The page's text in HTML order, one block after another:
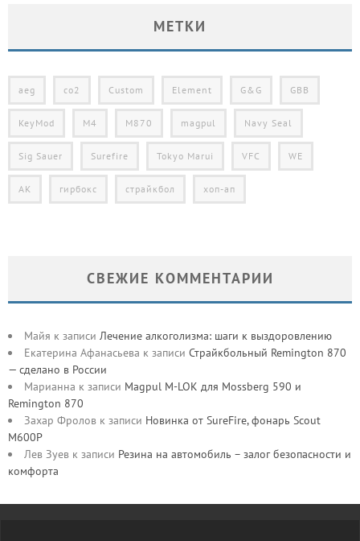
МЕТКИ
aeg co2 Custom Element G&G GBB
KeyMod M4 M870 magpul Navy Seal
Sig Sauer Surefire Tokyo Marui VFC WE
АК гирбокс страйкбол хоп-ап
СВЕЖИЕ КОММЕНТАРИИ
Майя к записи Лечение алкоголизма: шаги к выздоровлению
Екатерина Афанасьева к записи Страйкбольный Remington 870
— сделано в России
Марианна к записи Magpul M-LOK для Mossberg 590 и
Remington 870
Захар Фролов к записи Новинка от SureFire, фонарь Scout
M600P
Лев Зуев к записи Резина на автомобиль – залог безопасности и
комфорта